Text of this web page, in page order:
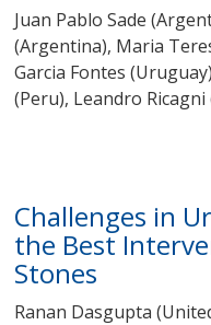
Juan Pablo Sade
(Argentina), Maria
Garcia Fontes
(Peru), Leandro
Challenges in
the Best
Stones
Ranan Dasgupta